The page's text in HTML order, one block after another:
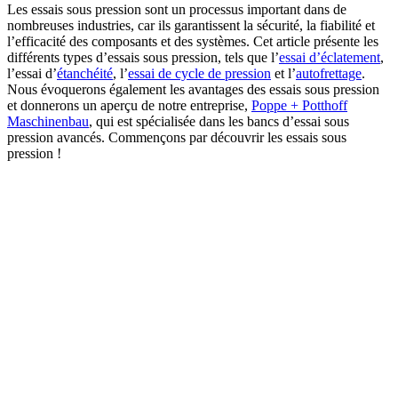
Les essais sous pression sont un processus important dans de
nombreuses industries, car ils garantissent la sécurité, la fiabilité et
l’efficacité des composants et des systèmes. Cet article présente les
différents types d’essais sous pression, tels que l’essai d’éclatement,
l’essai d’étanchéité, l’essai de cycle de pression et l’autofrettage.
Nous évoquerons également les avantages des essais sous pression
et donnerons un aperçu de notre entreprise, Poppe + Potthoff
Maschinenbau, qui est spécialisée dans les bancs d’essai sous
pression avancés. Commençons par découvrir les essais sous
pression !